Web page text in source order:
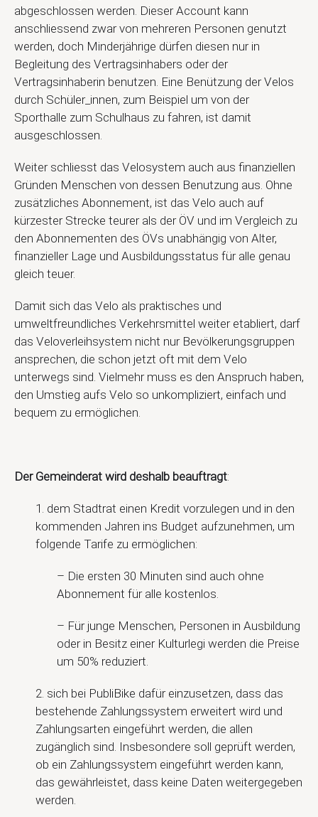
abgeschlossen werden. Dieser Account kann
anschliessend zwar von mehreren Personen genutzt
werden, doch Minderjährige dürfen diesen nur in
Begleitung des Vertragsinhabers oder der
Vertragsinhaberin benutzen. Eine Benützung der Velos
durch Schüler_innen, zum Beispiel um von der
Sporthalle zum Schulhaus zu fahren, ist damit
ausgeschlossen.
Weiter schliesst das Velosystem auch aus finanziellen
Gründen Menschen von dessen Benutzung aus. Ohne
zusätzliches Abonnement, ist das Velo auch auf
kürzester Strecke teurer als der ÖV und im Vergleich zu
den Abonnementen des ÖVs unabhängig von Alter,
finanzieller Lage und Ausbildungsstatus für alle genau
gleich teuer.
Damit sich das Velo als praktisches und
umweltfreundliches Verkehrsmittel weiter etabliert, darf
das Veloverleihsystem nicht nur Bevölkerungsgruppen
ansprechen, die schon jetzt oft mit dem Velo
unterwegs sind. Vielmehr muss es den Anspruch haben,
den Umstieg aufs Velo so unkompliziert, einfach und
bequem zu ermöglichen.
Der Gemeinderat wird deshalb beauftragt:
1. dem Stadtrat einen Kredit vorzulegen und in den
kommenden Jahren ins Budget aufzunehmen, um
folgende Tarife zu ermöglichen:
– Die ersten 30 Minuten sind auch ohne
Abonnement für alle kostenlos.
– Für junge Menschen, Personen in Ausbildung
oder in Besitz einer Kulturlegi werden die Preise
um 50% reduziert.
2. sich bei PubliBike dafür einzusetzen, dass das
bestehende Zahlungssystem erweitert wird und
Zahlungsarten eingeführt werden, die allen
zugänglich sind. Insbesondere soll geprüft werden,
ob ein Zahlungssystem eingeführt werden kann,
das gewährleistet, dass keine Daten weitergegeben
werden.